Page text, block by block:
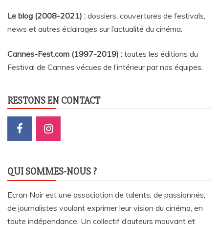
Le blog (2008-2021) : dossiers, couvertures de festivals,
news et autres éclairages sur l’actualité du cinéma
Cannes-Fest.com (1997-2019) : toutes les éditions du
Festival de Cannes vécues de l’intérieur par nos équipes.
RESTONS EN CONTACT
QUI SOMMES-NOUS ?
Ecran Noir est une association de talents, de passionnés,
de journalistes voulant exprimer leur vision du cinéma, en
toute indépendance. Un collectif d’auteurs mouvant et